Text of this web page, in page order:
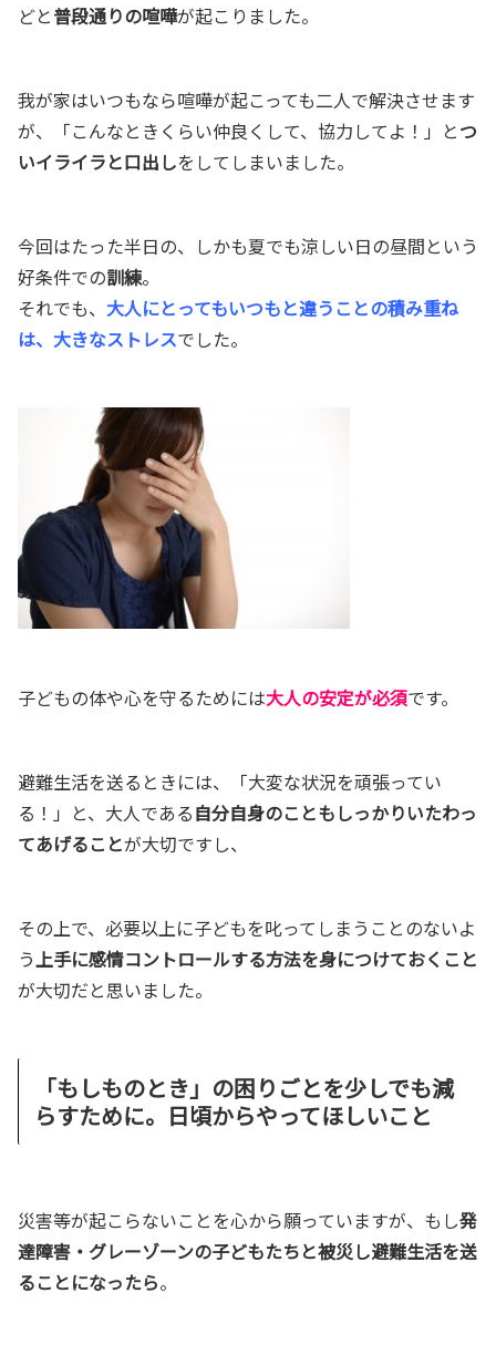
どと普段通りの喧嘩が起こりました。
我が家はいつもなら喧嘩が起こっても二人で解決させます
が、「こんなときくらい仲良くして、協力してよ！」とつ
いイライラと口出しをしてしまいました。
今回はたった半日の、しかも夏でも涼しい日の昼間という
好条件での訓練。
それでも、 大人にとってもいつもと違うことの積み重ね
は、大きなストレスでした。
子どもの体や心を守るためには大人の安定が必須です。
避難生活を送るときには、「大変な状況を頑張ってい
る！」と、大人である自分自身のこともしっかりいたわっ
てあげることが大切ですし、
その上で、必要以上に子どもを叱ってしまうことのないよ
う上手に感情コントロールする方法を身につけておくこと
が大切だと思いました。
「もしものとき」の困りごとを少しでも減
らすために。日頃からやってほしいこと
災害等が起こらないことを心から願っていますが、もし発
達障害・グレーゾーンの子どもたちと被災し避難生活を送
ることになったら。